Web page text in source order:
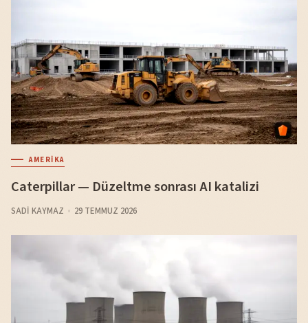
AMERIKA
Caterpillar — Düzeltme sonrası AI katalizi
SADI KAYMAZ 29 TEMMUZ 2026